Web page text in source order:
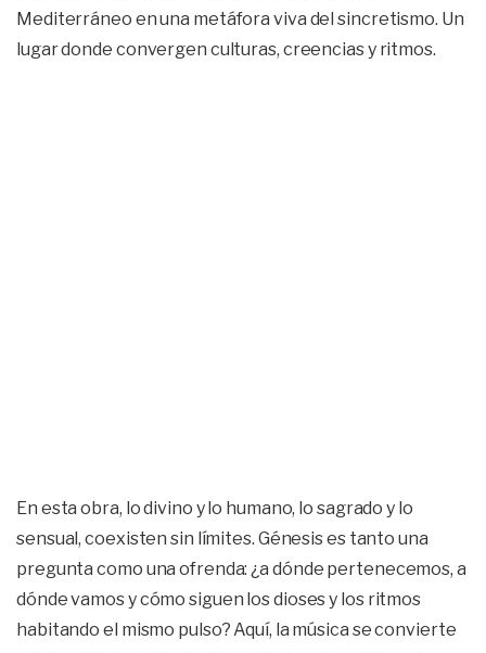
Mediterráneo en una metáfora viva del sincretismo. Un
lugar donde convergen culturas, creencias y ritmos.
En esta obra, lo divino y lo humano, lo sagrado y lo
sensual, coexisten sin límites. Génesis es tanto una
pregunta como una ofrenda: ¿a dónde pertenecemos, a
dónde vamos y cómo siguen los dioses y los ritmos
habitando el mismo pulso? Aquí, la música se convierte